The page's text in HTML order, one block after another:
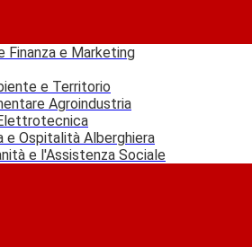
Finanza e Marketing
e Territorio
Agroindustria
e Ospitalità Alberghiera
e l'Assistenza Sociale